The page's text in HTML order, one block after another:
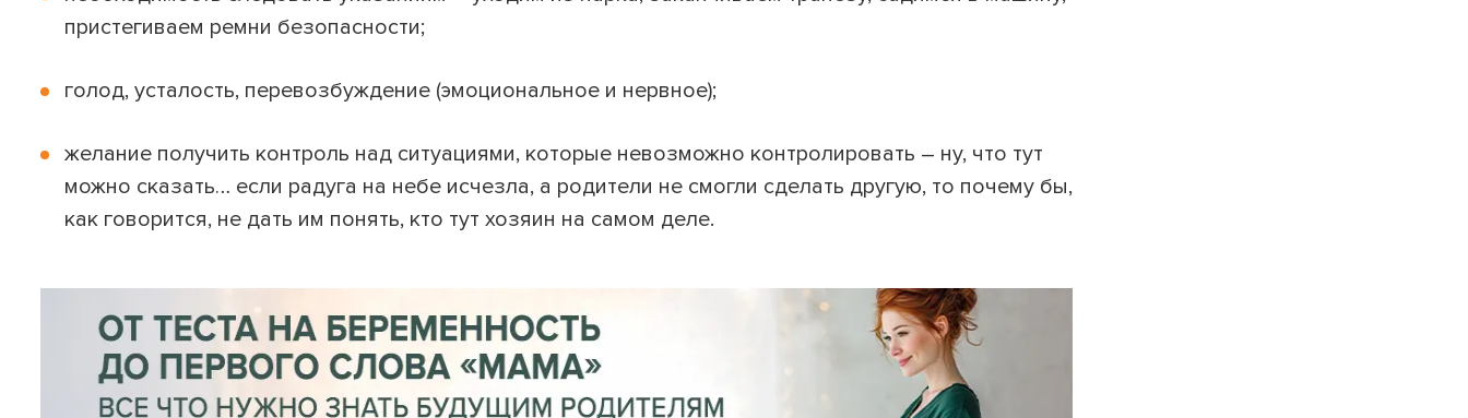
пристегиваем ремни безопасности;
голод, усталость, перевозбуждение (эмоциональное и нервное);
желание получить контроль над ситуациями, которые невозможно контролировать – ну, что тут
можно сказать… если радуга на небе исчезла, а родители не смогли сделать другую, то почему бы,
как говорится, не дать им понять, кто тут хозяин на самом деле.